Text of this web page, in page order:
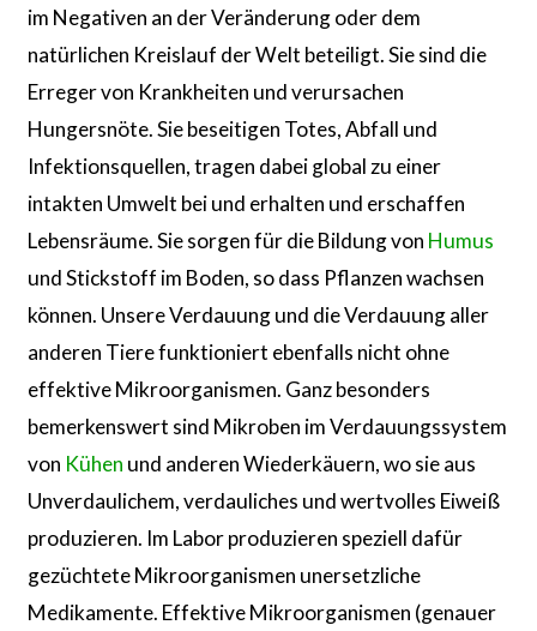
im Negativen an der Veränderung oder dem
natürlichen Kreislauf der Welt beteiligt. Sie sind die
Erreger von Krankheiten und verursachen
Hungersnöte. Sie beseitigen Totes, Abfall und
Infektionsquellen, tragen dabei global zu einer
intakten Umwelt bei und erhalten und erschaffen
Lebensräume. Sie sorgen für die Bildung von Humus
und Stickstoff im Boden, so dass Pflanzen wachsen
können. Unsere Verdauung und die Verdauung aller
anderen Tiere funktioniert ebenfalls nicht ohne
effektive Mikroorganismen. Ganz besonders
bemerkenswert sind Mikroben im Verdauungssystem
von Kühen und anderen Wiederkäuern, wo sie aus
Unverdaulichem, verdauliches und wertvolles Eiweiß
produzieren. Im Labor produzieren speziell dafür
gezüchtete Mikroorganismen unersetzliche
Medikamente. Effektive Mikroorganismen (genauer